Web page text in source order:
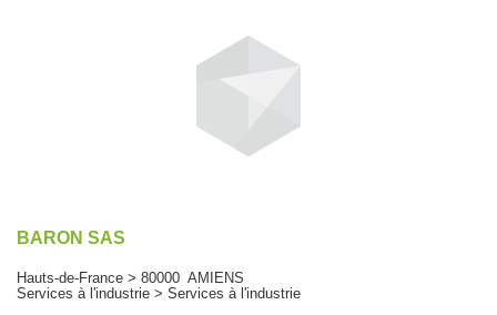
BARON SAS
Hauts-de-France > 80000 AMIENS
Services à l'industrie > Services à l'industrie